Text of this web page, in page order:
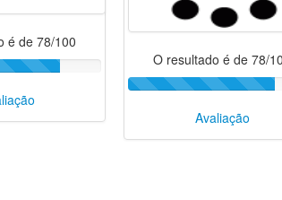
é de 78/100
O resultado é de 78/
Avaliação